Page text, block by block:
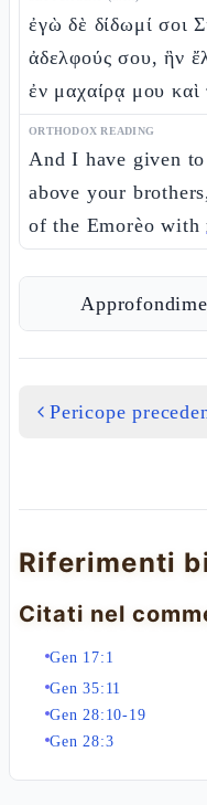
ἐγὼ δὲ δίδωμί σοι
ἀδελφούς σου, ἣν
ἐν μαχαίρᾳ μου καὶ
ORTHODOX READING
And I have given
above your
of the Emorèo with
Pericope
Riferimenti
Citati nel
Gen 17:1
Gen 35:11
Gen 28:10-19
Gen 28:3